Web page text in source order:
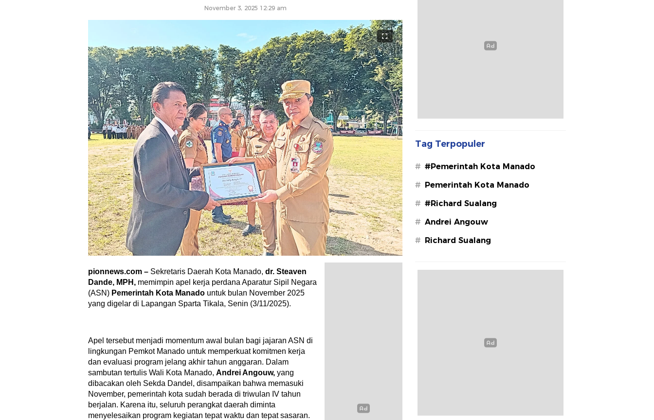
November 3, 2025 12:29 am
pionnews.com – Sekretaris Daerah Kota Manado, dr. Steaven
Dande, MPH, memimpin apel kerja perdana Aparatur Sipil Negara
(ASN) Pemerintah Kota Manado untuk bulan November 2025
yang digelar di Lapangan Sparta Tikala, Senin (3/11/2025).
Apel tersebut menjadi momentum awal bulan bagi jajaran ASN di
lingkungan Pemkot Manado untuk memperkuat komitmen kerja
dan evaluasi program jelang akhir tahun anggaran. Dalam
sambutan tertulis Wali Kota Manado, Andrei Angouw, yang
dibacakan oleh Sekda Dandel, disampaikan bahwa memasuki
November, pemerintah kota sudah berada di triwulan IV tahun
berjalan. Karena itu, seluruh perangkat daerah diminta
menyelesaikan program kegiatan tepat waktu dan tepat sasaran.
Tag Terpopuler
# #Pemerintah Kota Manado
# Pemerintah Kota Manado
# #Richard Sualang
# Andrei Angouw
# Richard Sualang